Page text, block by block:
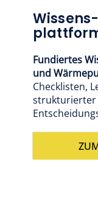
Wissens-
Fundiertes
und
Checklisten,
strukturierter